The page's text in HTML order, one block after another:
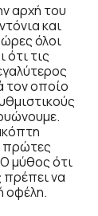
αρχή του
και
όλοι
ότι τις
τον οποίο
πρώτες
μύθος ότι
πρέπει να
οφέλη.